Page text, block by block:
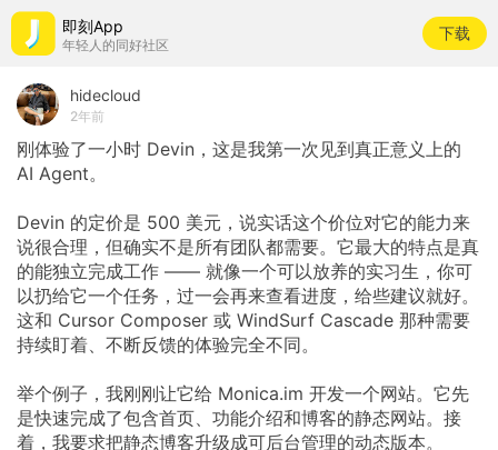
即刻App
年轻人的同好社区
下载
hidecloud
2年前
刚体验了一小时 Devin，这是我第一次见到真正意义上的
AI Agent。
Devin 的定价是 500 美元，说实话这个价位对它的能力来
说很合理，但确实不是所有团队都需要。它最大的特点是真
的能独立完成工作 —— 就像一个可以放养的实习生，你可
以扔给它一个任务，过一会再来查看进度，给些建议就好。
这和 Cursor Composer 或 WindSurf Cascade 那种需要
持续盯着、不断反馈的体验完全不同。
举个例子，我刚刚让它给 Monica.im 开发一个网站。它先
是快速完成了包含首页、功能介绍和博客的静态网站。接
着，我要求把静态博客升级成可后台管理的动态版本。